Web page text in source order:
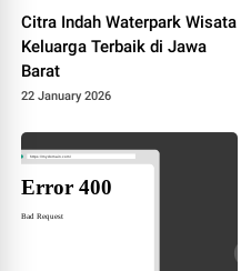
Citra Indah Waterpark Wisata
Keluarga Terbaik di Jawa
Barat
22 January 2026